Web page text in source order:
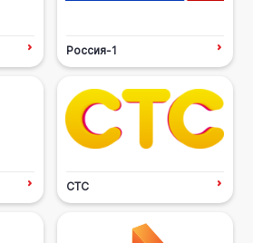
Россия-1
СТС